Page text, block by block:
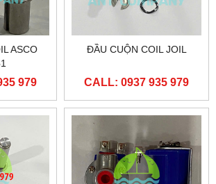
ASCO
979
ĐẦU CUỘN COIL JOIL
CALL: 0937 935 979